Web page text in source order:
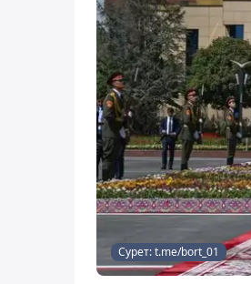
Сурет: t.me/bort_01